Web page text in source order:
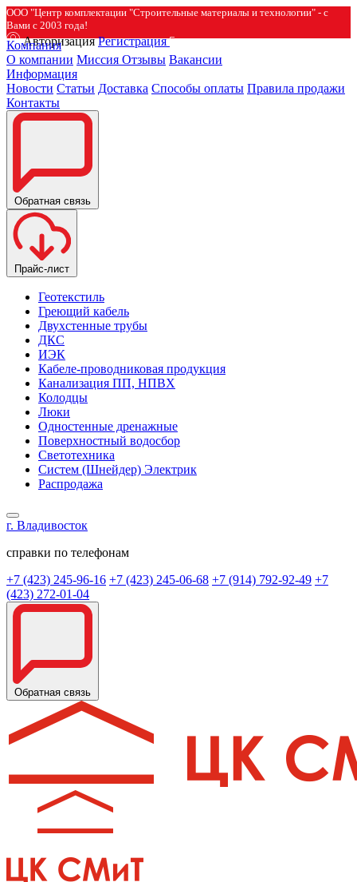
ООО "Центр комплектации "Строительные материалы и технологии" - с
Вами с 2003 года!
Авторизация Регистрация
Компания
О компании Миссия Отзывы Вакансии
Информация
Новости Статьи Доставка Способы оплаты Правила продажи
Контакты
Обратная связь
Прайс-лист
Геотекстиль
Греющий кабель
Двухстенные трубы
ДКС
ИЭК
Кабеле-проводниковая продукция
Канализация ПП, НПВХ
Колодцы
Люки
Одностенные дренажные
Поверхностный водосбор
Светотехника
Систем (Шнейдер) Электрик
Распродажа
г. Владивосток
справки по телефонам
+7 (423) 245-96-16 +7 (423) 245-06-68 +7 (914) 792-92-49 +7
(423) 272-01-04
Обратная связь